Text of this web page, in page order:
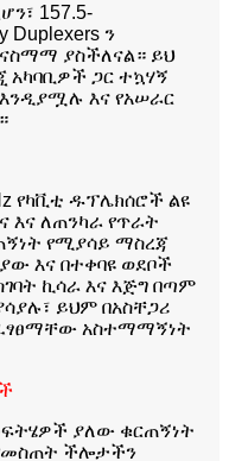
157.5-
Duplexers ን
ያስችለናል። ይህ
ጋር ተኳሃኝ
እና የአሠራር
የካቪቲ ዱፕሌክሰሮች ልዩ
እና ለጠንካራ የጥራት
የሚያሳይ ማስረጃ
እና በተቀባዩ ወደቦች
ኪሳራ እና እጅግ በጣም
ይህም በአስቸጋሪ
አስተማማኝነት
ያለው ቁርጠኝነት
ችሎታችን